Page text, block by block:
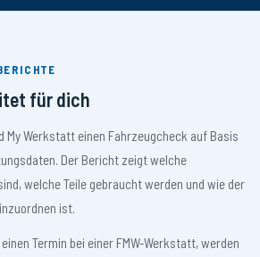
für dich
My Werkstatt einen Fahrzeugcheck auf Basis
Der Bericht zeigt welche
welche Teile gebraucht werden und wie der
ist.
Termin bei einer FMW-Werkstatt, werden